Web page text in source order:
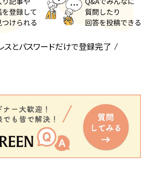
スとパスワードだけで登録完了